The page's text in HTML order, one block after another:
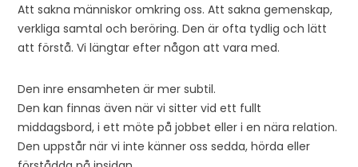
Att sakna människor omkring oss. Att sakna gemenskap,
verkliga samtal och beröring. Den är ofta tydlig och lätt
att förstå. Vi längtar efter någon att vara med.
Den inre ensamheten är mer subtil.
Den kan finnas även när vi sitter vid ett fullt
middagsbord, i ett möte på jobbet eller i en nära relation.
Den uppstår när vi inte känner oss sedda, hörda eller